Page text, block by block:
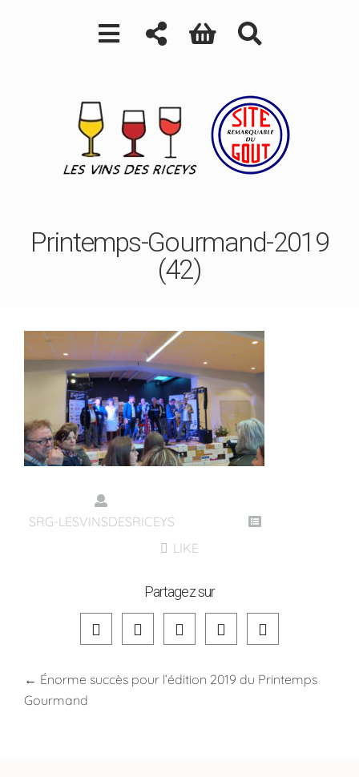
Printemps-Gourmand-2019
(42)
SRG-LESVINSDESRICEYS
LIKE
Partagez sur
← Énorme succès pour l’édition 2019 du Printemps
Gourmand